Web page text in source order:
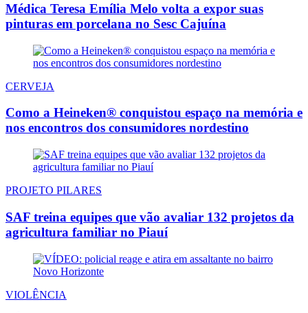
Médica Teresa Emília Melo volta a expor suas
pinturas em porcelana no Sesc Cajuína
CERVEJA
Como a Heineken® conquistou espaço na memória e
nos encontros dos consumidores nordestino
PROJETO PILARES
SAF treina equipes que vão avaliar 132 projetos da
agricultura familiar no Piauí
VIOLÊNCIA